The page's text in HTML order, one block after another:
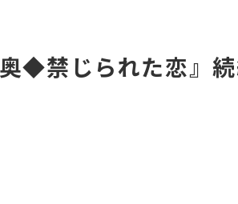
奥◆禁じられた恋』